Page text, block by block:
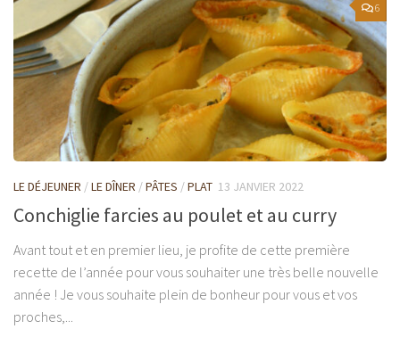
6
LE DÉJEUNER /LE DÎNER /PÂTES /PLAT 13 JANVIER 2022
Conchiglie farcies au poulet et au curry
Avant tout et en premier lieu, je profite de cette première
recette de l’année pour vous souhaiter une très belle nouvelle
année ! Je vous souhaite plein de bonheur pour vous et vos
proches,...